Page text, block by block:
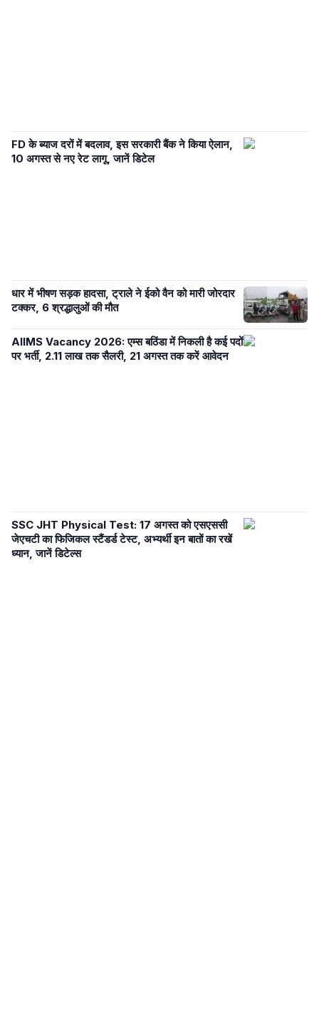
FD के ब्याज दरों में बदलाव, इस सरकारी बैंक ने किया ऐलान,
10 अगस्त से नए रेट लागू, जानें डिटेल
धार में भीषण सड़क हादसा, ट्राले ने ईको वैन को मारी जोरदार
टक्कर, 6 श्रद्धालुओं की मौत
AIIMS Vacancy 2026: एम्स बठिंडा में निकली है कई पदों
पर भर्ती, 2.11 लाख तक सैलरी, 21 अगस्त तक करें आवेदन
SSC JHT Physical Test: 17 अगस्त को एसएससी
जेएचटी का फिजिकल स्टैंडर्ड टेस्ट, अभ्यर्थी इन बातों का रखें
ध्यान, जानें डिटेल्स